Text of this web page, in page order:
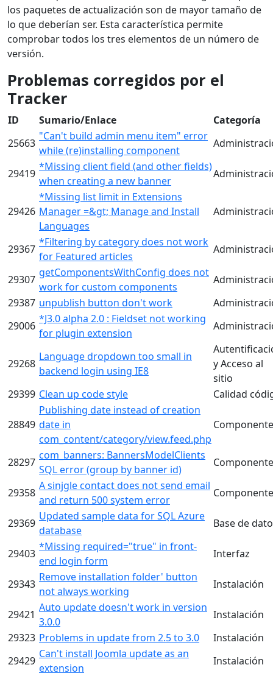
los paquetes de actualización son de mayor tamaño de
lo que deberían ser. Esta característica permite
comprobar todos los tres elementos de un número de
versión.
Problemas corregidos por el
Tracker
ID Sumario/Enlace
Categoría
25663
"Can't build admin menu item" error
while (re)installing component
29419
*Missing client field (and other fields)
when creating a new banner
29426
*Missing list limit in Extensions
Manager =&gt; Manage and Install
Languages
29367
*Filtering by category does not work
for Featured articles
29307
getComponentsWithConfig does not
work for custom components
29387 unpublish button don't work
29006
*J3.0 alpha 2.0 : Fieldset not working
for plugin extension
29268
Language dropdown too small in
backend login using IE8
y Acceso al
sitio
29399 Clean up code style Calidad
28849
Publishing date instead of creation
date in
com_content/category/view.feed.php
28297
com_banners: BannersModelClients
SQL error (group by banner id)
29358
A sinjgle contact does not send email
and return 500 system error
29369
Updated sample data for SQL Azure
database
Base de
29403
*Missing required="true" in front-
end login form
Interfaz
29343
Remove installation folder' button
not always working
Instalación
29421
Auto update doesn't work in version
3.0.0
Instalación
29323 Problems in update from 2.5 to 3.0
Instalación
29429
Can't install Joomla update as an
extension
Instalación